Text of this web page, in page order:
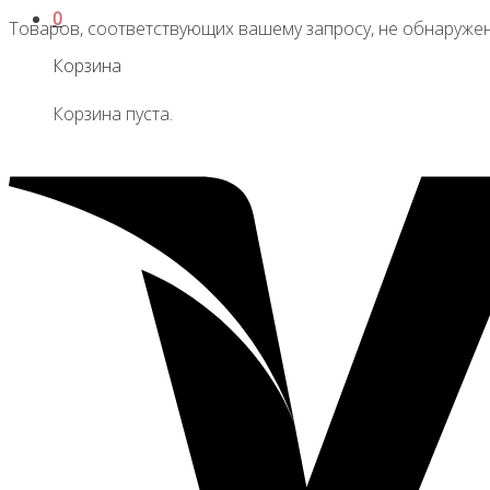
0
Корзина
Корзина пуста.
Товаров, соответствующих вашему запросу, не